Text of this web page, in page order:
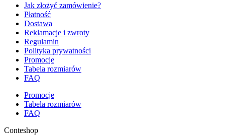
Jak złożyć zamówienie?
Płatność
Dostawa
Reklamacje i zwroty
Regulamin
Polityka prywatności
Promocje
Tabela rozmiarów
FAQ
Promocje
Tabela rozmiarów
FAQ
Conteshop